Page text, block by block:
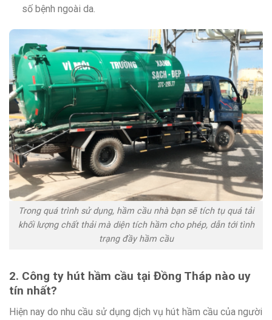
số bệnh ngoài da.
Trong quá trình sử dụng, hầm cầu nhà bạn sẽ tích tụ quá tải
khối lượng chất thải mà diện tích hầm cho phép, dẫn tới tình
trạng đầy hầm cầu
2. Công ty hút hầm cầu tại Đồng Tháp nào uy
tín nhất?
Hiện nay do nhu cầu sử dụng dịch vụ hút hầm cầu của người